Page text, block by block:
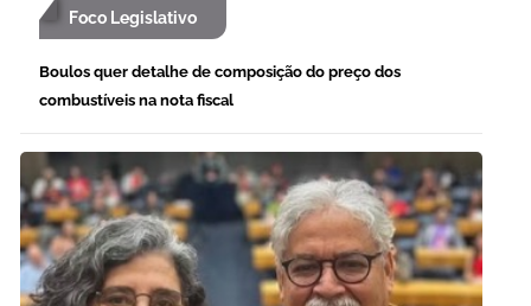
Foco Legislativo
Boulos quer detalhe de composição do preço dos
combustíveis na nota fiscal